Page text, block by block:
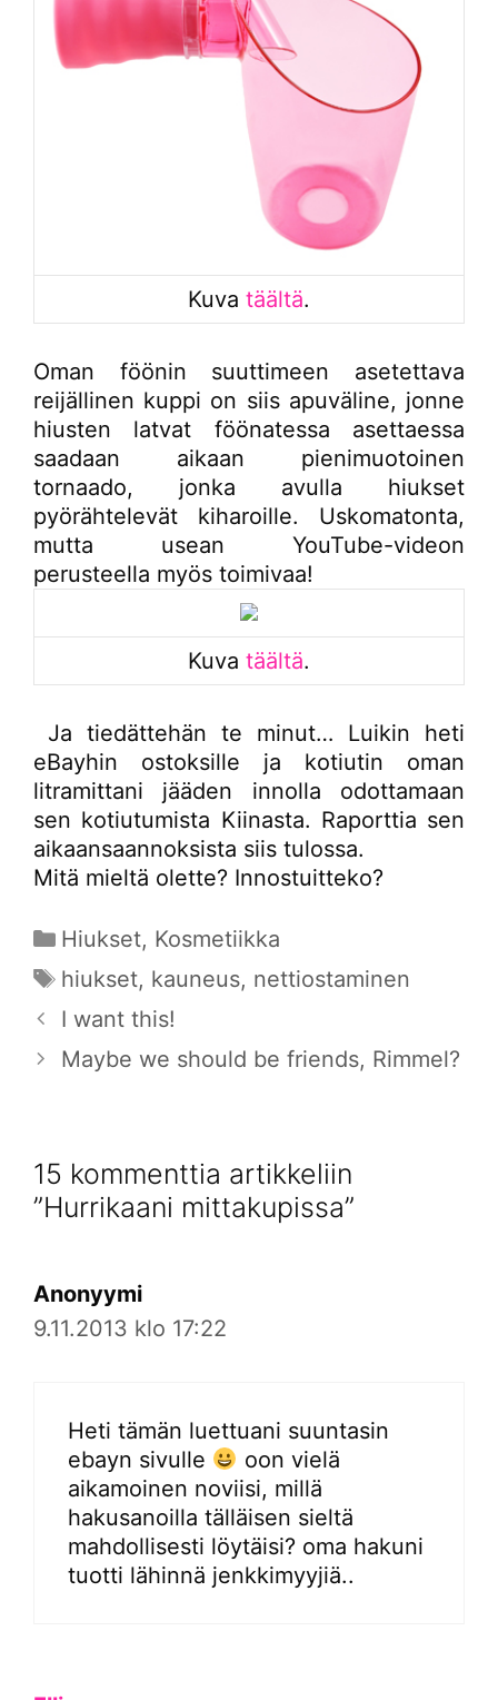
Kuva täältä.
Oman föönin suuttimeen asetettava
reijällinen kuppi on siis apuväline, jonne
hiusten latvat föönatessa asettaessa
saadaan aikaan pienimuotoinen
tornaado, jonka avulla hiukset
pyörähtelevät kiharoille. Uskomatonta,
mutta usean YouTube-videon
perusteella myös toimivaa!
Kuva täältä.
Ja tiedättehän te minut… Luikin heti
eBayhin ostoksille ja kotiutin oman
litramittani jääden innolla odottamaan
sen kotiutumista Kiinasta. Raporttia sen
aikaansaannoksista siis tulossa.
Mitä mieltä olette? Innostuitteko?
Kategoriat
Hiukset, Kosmetiikka
Avainsanat
hiukset, kauneus, nettiostaminen
I want this!
Maybe we should be friends, Rimmel?
15 kommenttia artikkeliin
”Hurrikaani mittakupissa”
Anonyymi
9.11.2013 klo 17:22
Heti tämän luettuani suuntasin
ebayn sivulle
oon vielä
aikamoinen noviisi, millä
hakusanoilla tälläisen sieltä
mahdollisesti löytäisi? oma hakuni
tuotti lähinnä jenkkimyyjiä..